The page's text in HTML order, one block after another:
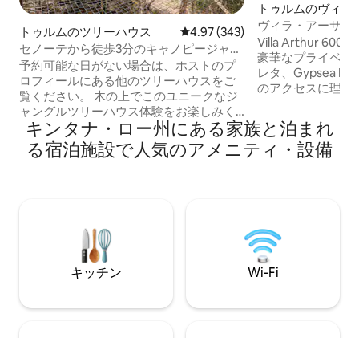
トゥルムのツリーハウス レビュー343件、5つ星中4.97つ
4.97 (343)
セノーテから徒歩3分のキャノピージャン
グル・ツリーハウス
予約可能な日がない場合は、ホストのプ
ロフィールにある他のツリーハウスをご
覧ください。 木の上でこのユニークなジ
ャングルツリーハウス体験をお楽しみく
ださい。キャノピーツリーハウスは、意
図的に高く設置され（高さ：6メート
ル/20フィート）、木々の間に形作られて
クスしたり、ハンモックでゆらゆらとし
ながら景色を楽しんだり、星を眺めたり
しましょう。この宿泊施設は、トゥルム
のさまざまなビーチから車で10 ～15分、
トゥルムのヴィラ
ヴィラ・アーサ
スタッフ
Villa Arthur 600は
豪華なプライベー
レタ、Gypsea
のアクセスに理想
プールを見下ろ
ースイート、プロ
広いリビングルー
ご利用いただけま
キンタナ・ロー州にある家族と泊まれ
る宿泊施設で人気のアメニティ・設備
キッチン Wi-Fi